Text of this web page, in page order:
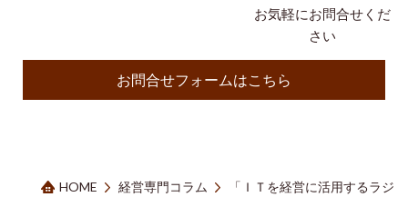
お気軽にお問合せくだ
さい
お問合せフォームはこちら
HOME 経営専門コラム
「ＩＴを経営に活用するラジ